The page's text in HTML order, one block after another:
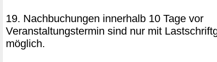
19. Nachbuchungen innerhalb 10 Tage vor
Veranstaltungstermin sind nur mit
möglich.